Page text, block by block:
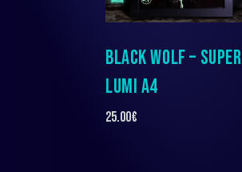
BLACK WOLF – SUPER
LUMI A4
25.00€